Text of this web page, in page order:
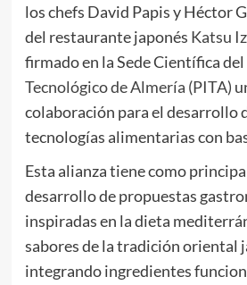
los chefs David Papis y Héctor
del restaurante japonés Katsu
firmado en la Sede Científica del
Tecnológico de Almería (PITA)
colaboración para el desarrollo
tecnologías alimentarias con
Esta alianza tiene como
desarrollo de propuestas
inspiradas en la dieta
sabores de la tradición oriental
integrando ingredientes